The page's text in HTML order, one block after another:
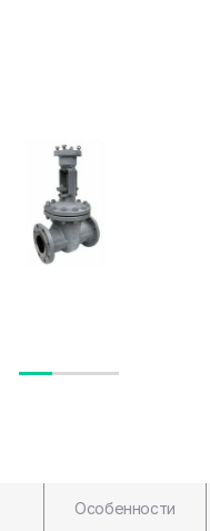
Особенности